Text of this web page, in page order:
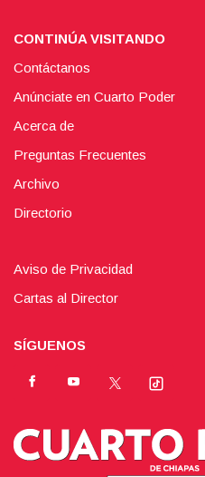
CONTINÚA VISITANDO
Contáctanos
Anúnciate en Cuarto Poder
Acerca de
Preguntas Frecuentes
Archivo
Directorio
Aviso de Privacidad
Cartas al Director
SÍGUENOS